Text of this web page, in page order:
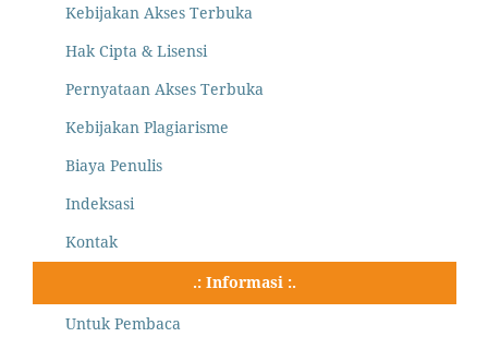
Kebijakan Akses Terbuka
Hak Cipta & Lisensi
Pernyataan Akses Terbuka
Kebijakan Plagiarisme
Biaya Penulis
Indeksasi
Kontak
.: Informasi :.
Untuk Pembaca